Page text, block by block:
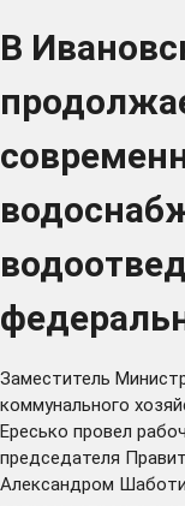
В
Заместитель
коммунального
Ересько провел
председателя
Александром